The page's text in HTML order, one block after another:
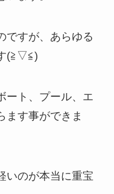
ですが、あらゆる
(≧▽≦)
ート、プール、エ
ます事ができま
いのが本当に重宝